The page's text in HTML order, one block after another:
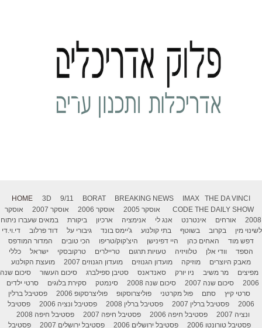
HOME 3D 9/11 BORAT BREAKING NEWS IMAX
THE DA VINCI
CODE THE DAILY SHOW אוסקר 2005 אוסקר 2006 אוסקר 2007
אוסקר
2008
אורחים אינטרנט אנג לי אנימציה ארכיון ביקורת
במאים שעברו ניתוח
לשינוי מין
בקרוב בשוטף בתי קולנוע ג'יימס בונד גיבורי על דוד פרלוב
די.וי.די
דפש מוד
האחים כהן היי דפינישן היצ'קוק/טריפו הכי טובים
המדור המודפס
הספד
וודי אלן טלוויזיה טעויות תרגום טריילרים טרקובסקי ישראל
כללי
מאבק היוצרים
מוזיקה מועדון הגנוזים מועדון הגנוזים 2007
מועצת הקולנוע
מפיצים
מר משיב ניו יורק סאנדאנס סטיבן ספילברג סיכום העשור
סיכום שנה
2006
סיכום שנה 2007 סיכום שנה 2008 סינמטק סקירת בלוגים
סרטי ילדים
סרטי קיץ
סתם פול מקרטני פוליצרוסקופ פוליצרסקופ 2006
פסטיבל ברלין
2006
פסטיבל ברלין 2007 פסטיבל ברלין 2008 פסטיבל ונציה 2006
פסטיבל
ונציה 2007
פסטיבל חיפה 2006 פסטיבל חיפה 2007
פסטיבל חיפה 2008
פסטיבל טורונטו 2006
פסטיבל ירושלים 2006 פסטיבל ירושלים 2007 פסטיבל